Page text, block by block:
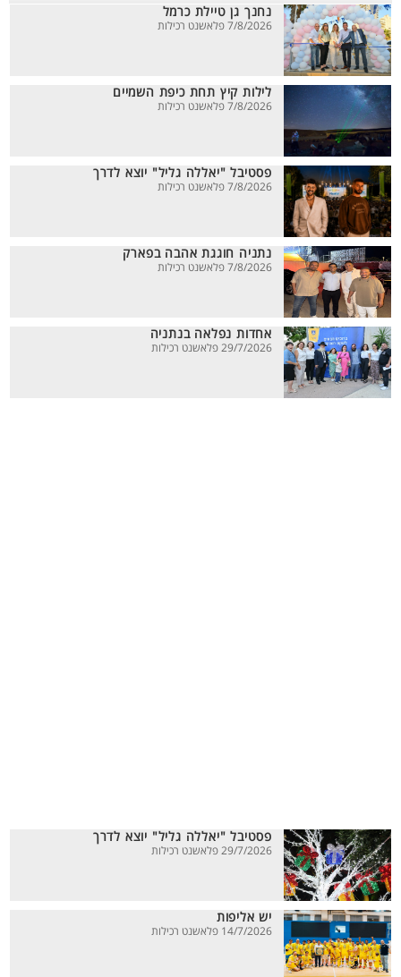
נחנך גן טיילת כרמל
7/8/2026 פלאשנט רכילות
לילות קיץ תחת כיפת השמיים
7/8/2026 פלאשנט רכילות
פסטיבל "יאללה גליל" יוצא לדרך
7/8/2026 פלאשנט רכילות
נתניה חוגגת אהבה בפארק
7/8/2026 פלאשנט רכילות
אחדות נפלאה בנתניה
29/7/2026 פלאשנט רכילות
פסטיבל "יאללה גליל" יוצא לדרך
29/7/2026 פלאשנט רכילות
יש אליפות
14/7/2026 פלאשנט רכילות